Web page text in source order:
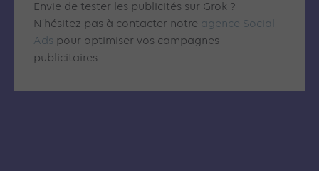
Envie de tester les publicités sur Grok ?
N’hésitez pas à contacter notre agence Social
Ads pour optimiser vos campagnes
publicitaires.